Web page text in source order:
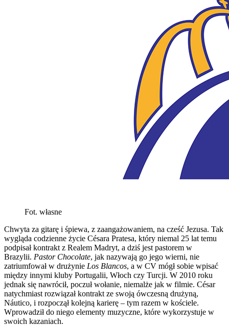
Fot. własne
Chwyta za gitarę i śpiewa, z zaangażowaniem, na cześć Jezusa. Tak
wygląda codzienne życie Césara Pratesa, który niemal 25 lat temu
podpisał kontrakt z Realem Madryt, a dziś jest pastorem w
Brazylii. Pastor Chocolate, jak nazywają go jego wierni, nie
zatriumfował w drużynie Los Blancos, a w CV mógł sobie wpisać
między innymi kluby Portugalii, Włoch czy Turcji. W 2010 roku
jednak się nawrócił, poczuł wołanie, niemalże jak w filmie. César
natychmiast rozwiązał kontrakt ze swoją ówczesną drużyną,
Náutico, i rozpoczął kolejną karierę – tym razem w kościele.
Wprowadził do niego elementy muzyczne, które wykorzystuje w
swoich kazaniach.